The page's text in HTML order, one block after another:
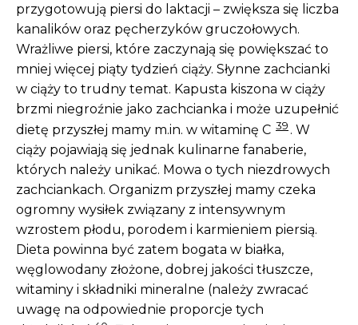
przygotowują piersi do laktacji – zwiększa się liczba
kanalików oraz pęcherzyków gruczołowych.
Wrażliwe piersi, które zaczynają się powiększać to
mniej więcej piąty tydzień ciąży. Słynne zachcianki
w ciąży to trudny temat. Kapusta kiszona w ciąży
brzmi niegroźnie jako zachcianka i może uzupełnić
dietę przyszłej mamy m.in. w witaminę C 39 . W
ciąży pojawiają się jednak kulinarne fanaberie,
których należy unikać. Mowa o tych niezdrowych
zachciankach. Organizm przyszłej mamy czeka
ogromny wysiłek związany z intensywnym
wzrostem płodu, porodem i karmieniem piersią.
Dieta powinna być zatem bogata w białka,
węglowodany złożone, dobrej jakości tłuszcze,
witaminy i składniki mineralne (należy zwracać
uwagę na odpowiednie proporcje tych